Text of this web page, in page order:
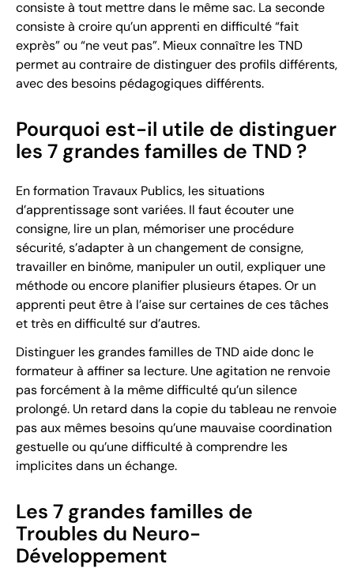
consiste à tout mettre dans le même sac. La seconde
consiste à croire qu’un apprenti en difficulté “fait
exprès” ou “ne veut pas”. Mieux connaître les TND
permet au contraire de distinguer des profils différents,
avec des besoins pédagogiques différents.
Pourquoi est-il utile de distinguer
les 7 grandes familles de TND ?
En formation Travaux Publics, les situations
d’apprentissage sont variées. Il faut écouter une
consigne, lire un plan, mémoriser une procédure
sécurité, s’adapter à un changement de consigne,
travailler en binôme, manipuler un outil, expliquer une
méthode ou encore planifier plusieurs étapes. Or un
apprenti peut être à l’aise sur certaines de ces tâches
et très en difficulté sur d’autres.
Distinguer les grandes familles de TND aide donc le
formateur à affiner sa lecture. Une agitation ne renvoie
pas forcément à la même difficulté qu’un silence
prolongé. Un retard dans la copie du tableau ne renvoie
pas aux mêmes besoins qu’une mauvaise coordination
gestuelle ou qu’une difficulté à comprendre les
implicites dans un échange.
Les 7 grandes familles de
Troubles du Neuro-
Développement